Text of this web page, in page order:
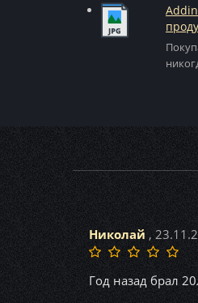
Николай ,
Год назад брал